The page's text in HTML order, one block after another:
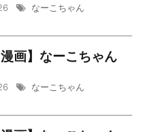
なーこちゃん
漫画】なーこちゃん
なーこちゃん